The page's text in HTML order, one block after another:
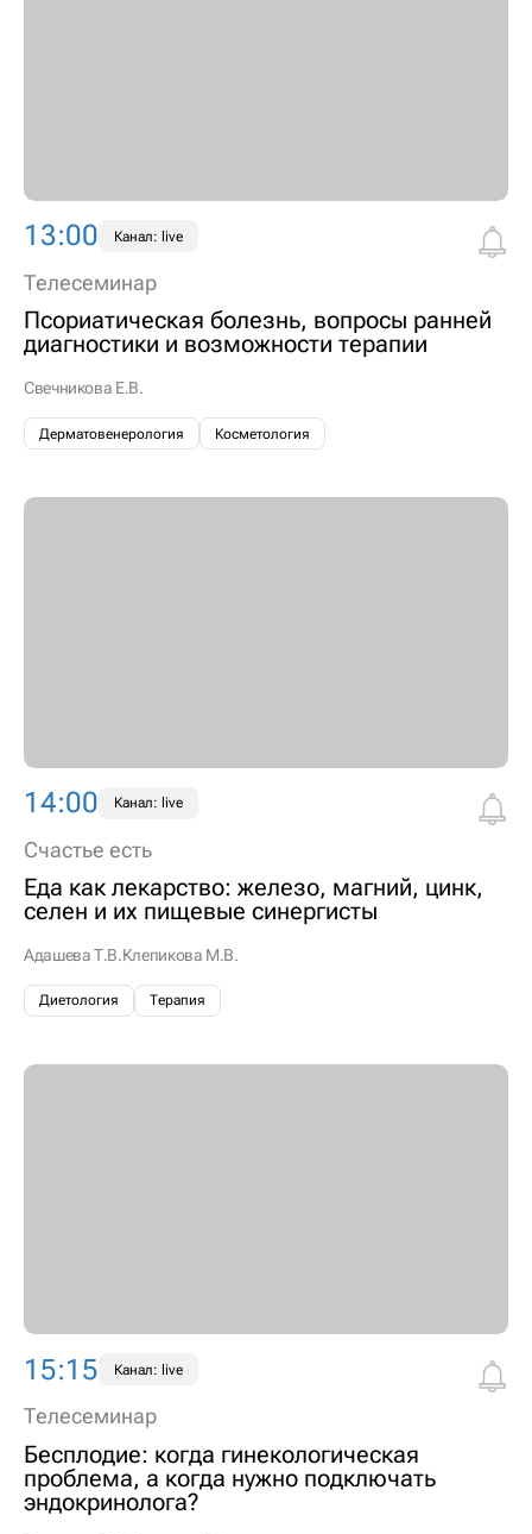
13:00 Канал: live
Телесеминар
Псориатическая болезнь, вопросы ранней
диагностики и возможности терапии
Свечникова Е.В.
Дерматовенерология Косметология
14:00 Канал: live
Счастье есть
Еда как лекарство: железо, магний, цинк,
селен и их пищевые синергисты
Адашева Т.В.Клепикова М.В.
Диетология Терапия
15:15 Канал: live
Телесеминар
Бесплодие: когда гинекологическая
проблема, а когда нужно подключать
эндокринолога?